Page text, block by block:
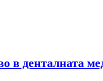
в денталната